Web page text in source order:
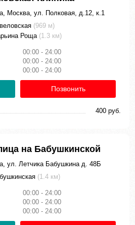
Москва, ул. Полковая, д.12, к.1
(969 м)
Роща (1.3 км)
00:00 - 24:00
00:00 - 24:00
00:00 - 24:00
Позвонить
400 руб.
на Бабушкинской
ул. Летчика Бабушкина д. 48Б
(1.4 км)
00:00 - 24:00
00:00 - 24:00
00:00 - 24:00